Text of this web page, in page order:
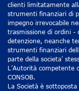
clienti limitatamente
strumenti finanziari di
impegno irrevocabile
trasmissione di ordini -
detenzione, neanche
strumenti finanziari
parte della societa'
L’Autorità competente
CONSOB.
La Società è